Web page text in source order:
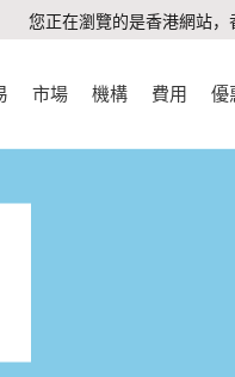
您正在瀏覽的是香港網站，
市場 機構 費用 優